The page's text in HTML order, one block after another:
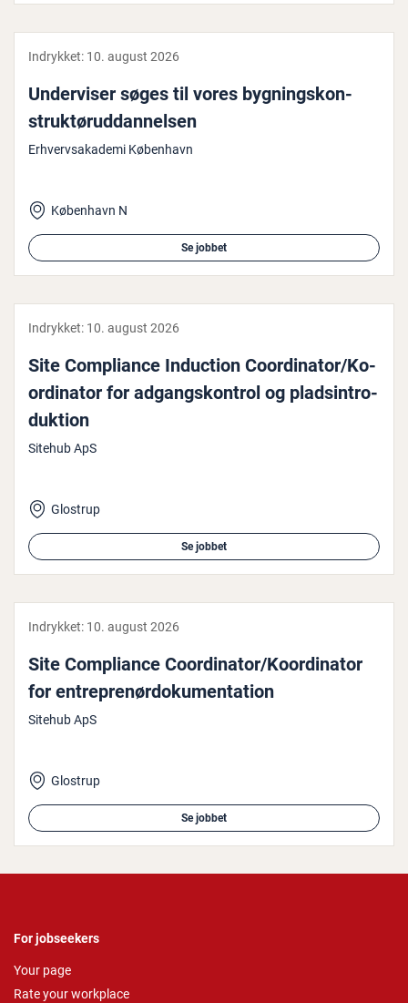
Indrykket: 10. august 2026
Un­der­vi­ser søges til vores byg­nings­kon­
struk­tør­ud­dan­nel­sen
Erhvervsakademi København
København N
Se jobbet
Indrykket: 10. august 2026
Site Com­pli­an­ce Induction Co­or­di­na­tor/Ko­
or­di­na­tor for ad­gangs­kon­trol og plads­in­tro­
duk­tion
Sitehub ApS
Glostrup
Se jobbet
Indrykket: 10. august 2026
Site Com­pli­an­ce Co­or­di­na­tor/Ko­or­di­na­tor
for en­tre­pre­nør­do­ku­men­ta­tion
Sitehub ApS
Glostrup
Se jobbet
For jobseekers
Your page
Rate your workplace